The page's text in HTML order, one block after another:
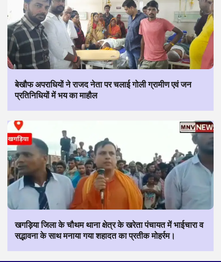
बेखौफ अपराधियों ने राजद नेता पर चलाई गोली ग्रामीण एवं जन
प्रतिनिधियों में भय का माहौल
खगड़िया जिला के चौथम थाना क्षेत्र के खरेता पंचायत में भाईचारा व
सद्भावना के साथ मनाया गया शहादत का प्रतीक मोहर्रम।